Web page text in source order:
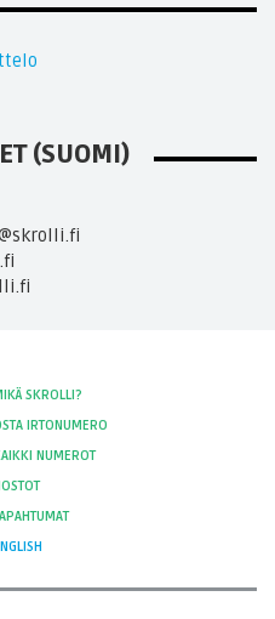
(SUOMI)
SKROLLI?
IRTONUMERO
NUMEROT